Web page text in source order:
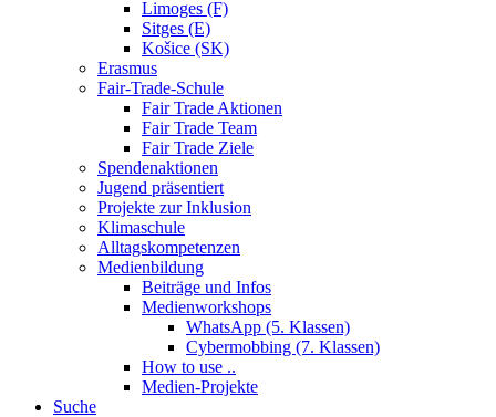
Limoges (F)
Sitges (E)
Košice (SK)
Erasmus
Fair-Trade-Schule
Fair Trade Aktionen
Fair Trade Team
Fair Trade Ziele
Spendenaktionen
Jugend präsentiert
Projekte zur Inklusion
Klimaschule
Alltagskompetenzen
Medienbildung
Beiträge und Infos
Medienworkshops
WhatsApp (5. Klassen)
Cybermobbing (7. Klassen)
How to use ..
Medien-Projekte
Suche